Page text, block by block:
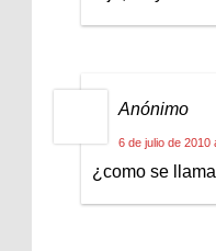
Anónimo
6 de julio de 2010
¿como se